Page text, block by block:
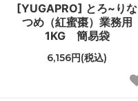
[YUGAPRO] とろ~りな
つめ（紅蜜棗）業務用
1KG 簡易袋
6,156円(税込)